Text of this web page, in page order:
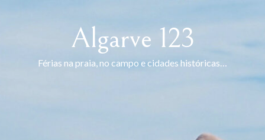
Algarve 123
Férias na praia, no campo e cidades históricas…